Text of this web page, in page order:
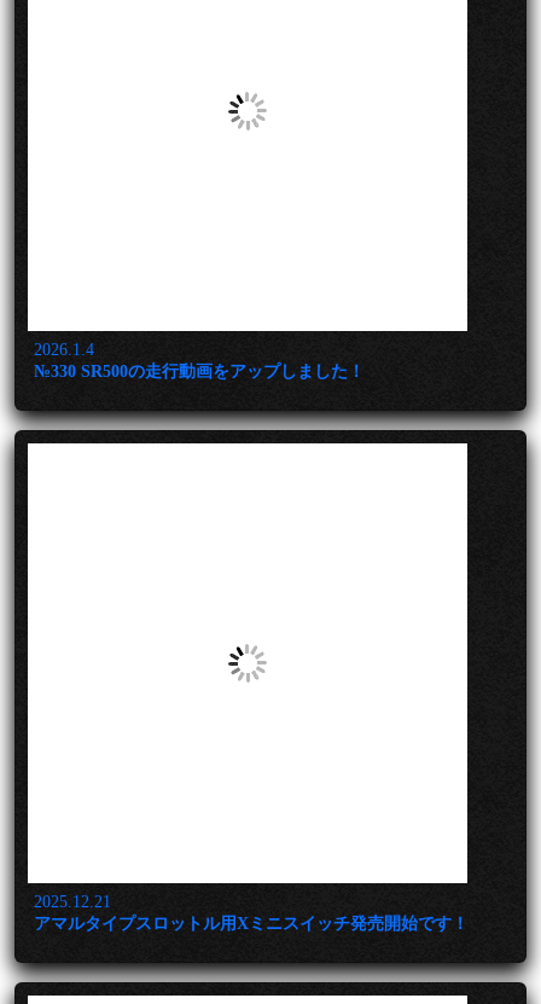
2026.1.4
№330 SR500の走行動画をアップしました！
2025.12.21
アマルタイプスロットル用Xミニスイッチ発売開始です！